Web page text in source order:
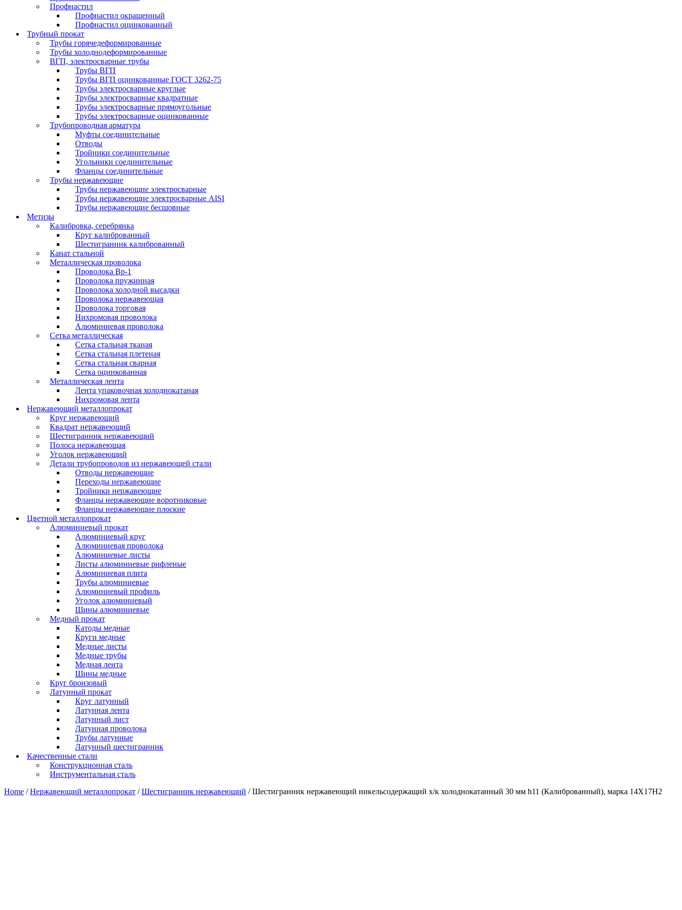
Профнастил
Профнастил окрашенный
Профнастил оцинкованный
Трубный прокат
Трубы горячедеформированные
Трубы холоднодеформированные
ВГП, электросварные трубы
Трубы ВГП
Трубы ВГП оцинкованные ГОСТ 3262-75
Трубы электросварные круглые
Трубы электросварные квадратные
Трубы электросварные прямоугольные
Трубы электросварные оцинкованные
Трубопроводная арматура
Муфты соединительные
Отводы
Тройники соединительные
Угольники соединительные
Фланцы соединительные
Трубы нержавеющие
Трубы нержавеющие электросварные
Трубы нержавеющие электросварные AISI
Трубы нержавеющие бесшовные
Метизы
Калибровка, серебрянка
Круг калиброванный
Шестигранник калиброванный
Канат стальной
Металлическая проволока
Проволока Вр-1
Проволока пружинная
Проволока холодной высадки
Проволока нержавеющая
Проволока торговая
Нихромовая проволока
Алюминиевая проволока
Сетка металлическая
Сетка стальная тканая
Сетка стальная плетеная
Сетка стальная сварная
Сетка оцинкованная
Металлическая лента
Лента упаковочная холоднокатаная
Нихромовая лента
Нержавеющий металлопрокат
Круг нержавеющий
Квадрат нержавеющий
Шестигранник нержавеющий
Полоса нержавеющая
Уголок нержавеющий
Детали трубопроводов из нержавеющей стали
Отводы нержавеющие
Переходы нержавеющие
Тройники нержавеющие
Фланцы нержавеющие воротниковые
Фланцы нержавеющие плоские
Цветной металлопрокат
Алюминиевый прокат
Алюминиевый круг
Алюминиевая проволока
Алюминиевые листы
Листы алюминиевые рифленые
Алюминиевая плита
Трубы алюминиевые
Алюминиевый профиль
Уголок алюминиевый
Шины алюминиевые
Медный прокат
Катоды медные
Круги медные
Медные листы
Медные трубы
Медная лента
Шины медные
Круг бронзовый
Латунный прокат
Круг латунный
Латунная лента
Латунный лист
Латунная проволока
Трубы латунные
Латунный шестигранник
Качественные стали
Конструкционная сталь
Инструментальная сталь
Home /Нержавеющий металлопрокат /Шестигранник нержавеющий / Шестигранник нержавеющий никельсодержащий х/к холоднокатанный 30 мм h11 (Калиброванный), марка 14Х17Н2